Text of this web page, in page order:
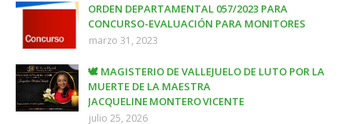
ORDEN DEPARTAMENTAL 057/2023 PARA
CONCURSO-EVALUACIÓN PARA MONITORES
marzo 31, 2023
🕊️ MAGISTERIO DE VALLEJUELO DE LUTO POR LA
MUERTE DE LA MAESTRA
JACQUELINE MONTERO VICENTE
julio 25, 2026